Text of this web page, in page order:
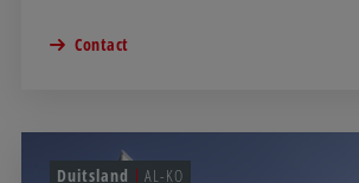
Contact
Duitsland AL-KO